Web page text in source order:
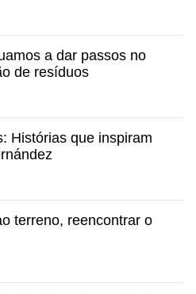
a dar passos no
de resíduos
Histórias que inspiram
terreno, reencontrar o